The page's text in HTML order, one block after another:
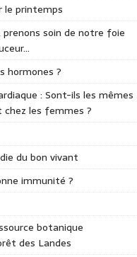
le printemps
soin de notre foie
hormones ?
: Sont-ils les mêmes
les femmes ?
du bon vivant
immunité ?
botanique
des Landes